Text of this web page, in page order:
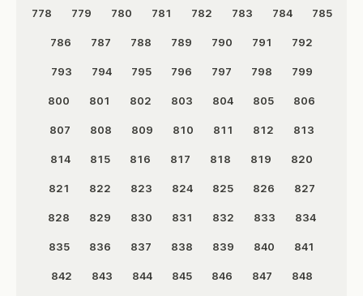
778 779 780 781 782 783 784 785
786 787 788 789 790 791 792
793 794 795 796 797 798 799
800 801 802 803 804 805 806
807 808 809 810 811 812 813
814 815 816 817 818 819 820
821 822 823 824 825 826 827
828 829 830 831 832 833 834
835 836 837 838 839 840 841
842 843 844 845 846 847 848